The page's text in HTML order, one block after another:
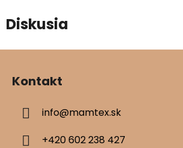
Diskusia
Kontakt
info@mamtex.sk
+420 602 238 427